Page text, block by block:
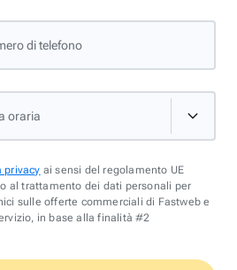
di telefono
oraria
privacy ai sensi del regolamento UE
al trattamento dei dati personali per
sulle offerte commerciali di Fastweb e
in base alla finalità #2